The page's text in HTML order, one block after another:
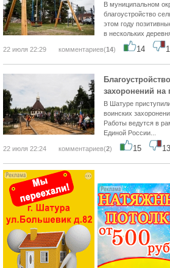
В муниципальном
благоустройство
этом году
в нескольких
22 июля 22:29 комментариев(14) 14
захоронений на
В Шатуре
воинских
Работы ведутся в
Единой России...
22 июля 22:24 комментариев(2) 15 13